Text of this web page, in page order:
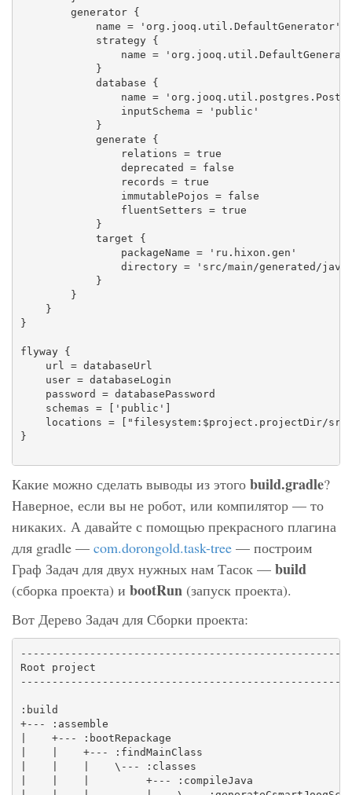
        generator {
            name = 'org.jooq.util.DefaultGenerator'
            strategy {
name =
            }
            database {
name =
                inputSchema = 'public'
            }
            generate {
                relations = true
                deprecated = false
                records = true
                immutablePojos = false
                fluentSetters = true
            }
            target {
                packageName = 'ru.hixon.gen'
directory = 'src/main/generated/
            }
        }
    }
}
flyway {
    url = databaseUrl
    user = databaseLogin
    password = databasePassword
    schemas = ['public']
locations = ["filesystem:$project.projectDir/
}
Какие можно сделать выводы из этого build.gradle?
Наверное, если вы не робот, или компилятор — то
никаких. А давайте с помощью прекрасного плагина
для gradle — com.dorongold.task-tree — построим
Граф Задач для двух нужных нам Тасок — build
(сборка проекта) и bootRun (запуск проекта).
Вот Дерево Задач для Сборки проекта:
Root project
:build
+--- :assemble
|    +--- :bootRepackage
|    |    +--- :findMainClass
|    |    |    \--- :classes
|    |    |         +--- :compileJava